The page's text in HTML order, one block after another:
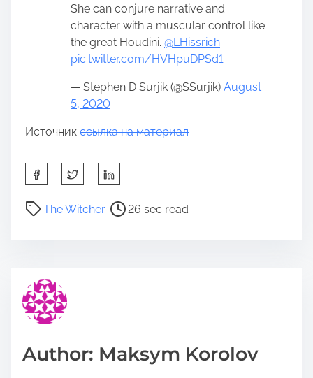
She can conjure narrative and
character with a muscular control like
the great Houdini. ⁦ @LHissrich
pic.twitter.com/HVHpuDPSd1
— Stephen D Surjik (@SSurjik) August
5, 2020
Источник ссылка на материал
h
a
s
p
s
The Witcher
P
e
a
d
i
26 sec read
Author: Maksym Korolov